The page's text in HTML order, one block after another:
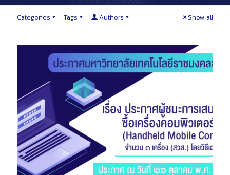
Categories Tags Authors Show all